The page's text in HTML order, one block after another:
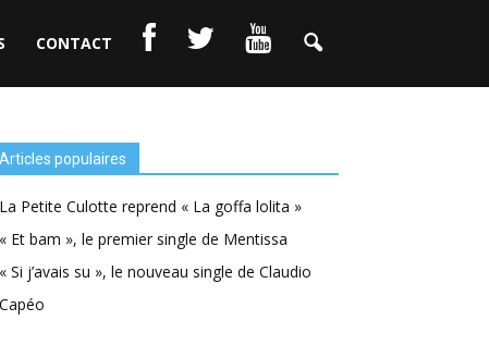
CONTACT
Articles populaires
La Petite Culotte reprend « La goffa lolita »
« Et bam », le premier single de Mentissa
« Si j’avais su », le nouveau single de Claudio
Capéo